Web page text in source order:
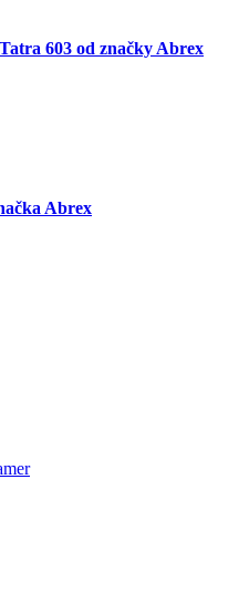
603 od značky Abrex
Abrex